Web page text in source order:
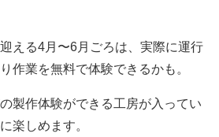
える4月〜6月ごろは、実際に運行
作業を無料で体験できるかも。
製作体験ができる工房が入ってい
楽しめます。